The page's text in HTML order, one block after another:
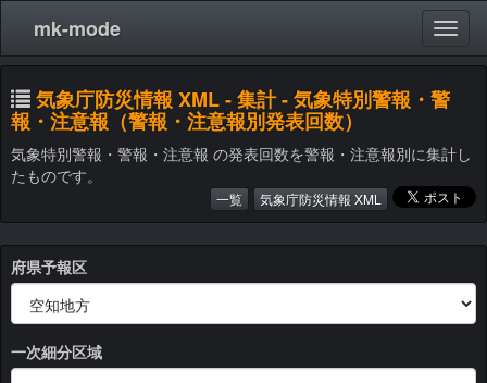
mk-mode
気象庁防災情報 XML - 集計 - 気象特別警報・警
報・注意報（警報・注意報別発表回数）
気象特別警報・警報・注意報 の発表回数を警報・注意報別に集計し
たものです。
一覧 気象庁防災情報 XML
府県予報区
一次細分区域